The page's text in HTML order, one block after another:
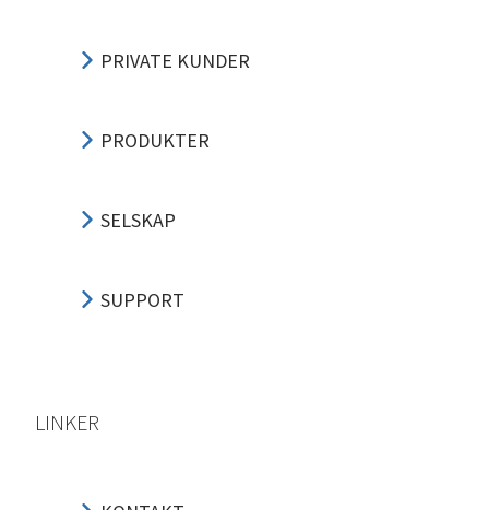
PRIVATE KUNDER
PRODUKTER
SELSKAP
SUPPORT
LINKER